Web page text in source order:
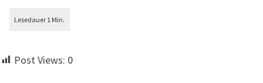
Post Views: 0